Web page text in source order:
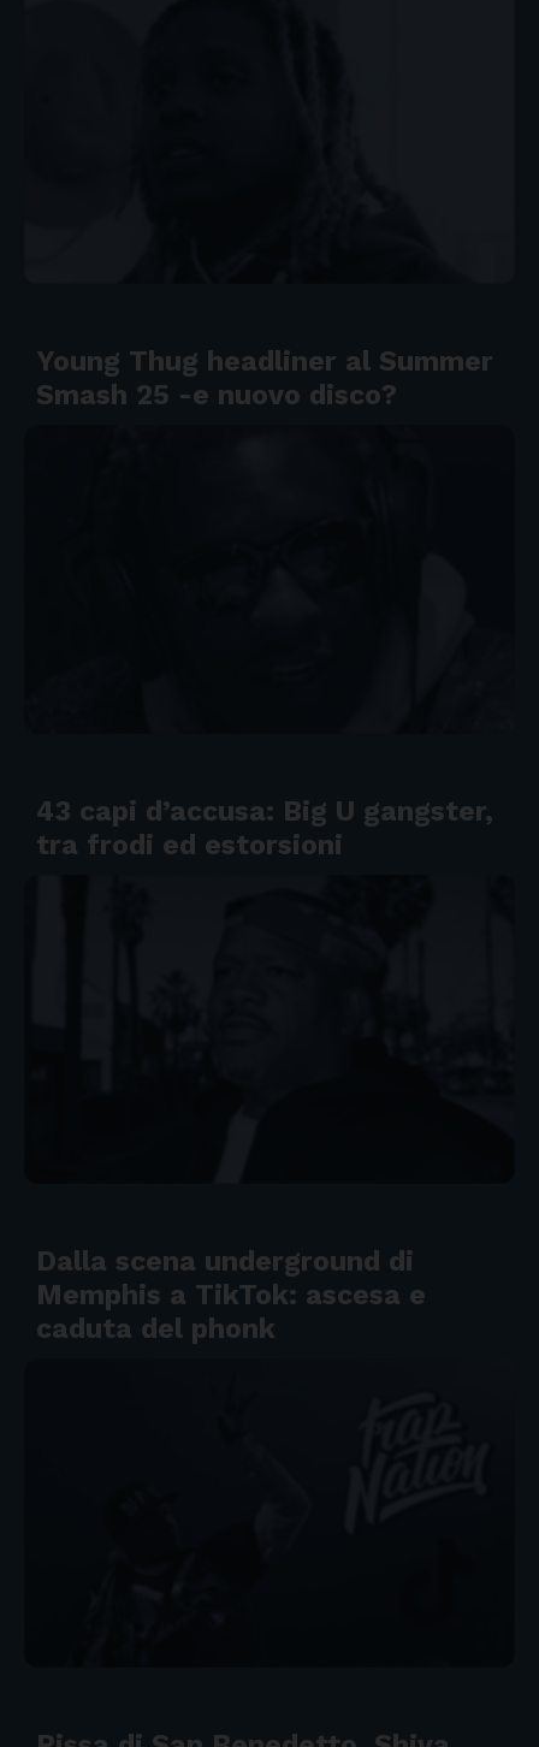
Young Thug headliner al Summer
Smash 25 -e nuovo disco?
43 capi d’accusa: Big U gangster,
tra frodi ed estorsioni
Dalla scena underground di
Memphis a TikTok: ascesa e
caduta del phonk